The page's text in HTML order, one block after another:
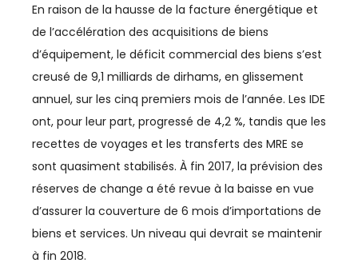
COUPE DU MONDE
COUPE DU MONDE 2023
CYBERSÉCURITÉ
DÉVELOPPEMENT HUMAIN
DIGITAL
DIPLOMATIE
En raison de la hausse de la facture énergétique et
de l’accélération des acquisitions de biens
d’équipement, le déficit commercial des biens s’est
creusé de 9,1 milliards de dirhams, en glissement
annuel, sur les cinq premiers mois de l’année. Les IDE
ont, pour leur part, progressé de 4,2 %, tandis que les
recettes de voyages et les transferts des MRE se
sont quasiment stabilisés. À fin 2017, la prévision des
réserves de change a été revue à la baisse en vue
d’assurer la couverture de 6 mois d’importations de
biens et services. Un niveau qui devrait se maintenir
à fin 2018.